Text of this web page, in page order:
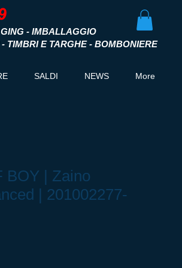
- IMBALLAGGIO
TIMBRI E TARGHE - BOMBONIERE
SALDI NEWS More
BOY | Zaino
| 201002277-